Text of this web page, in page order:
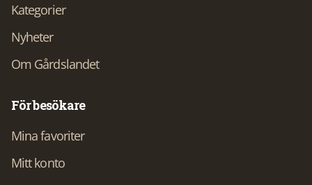
Kategorier
Nyheter
Om Gårdslandet
För besökare
Mina favoriter
Mitt konto